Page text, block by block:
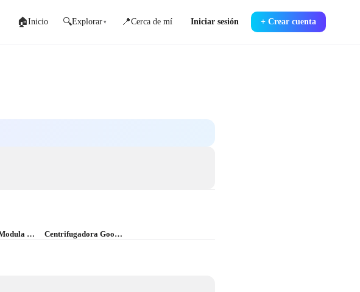
🏠Inicio 🔍Explorar ▾ 📍Cerca de mí Iniciar sesión + Crear cuenta
Rosti Mepal Modula Starter Set of 5 Food Storage Boxes Centrifugadora Good Grips Oxo